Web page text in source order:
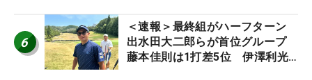
6
＜速報＞最終組がハーフターン
出水田大二郎らが首位グループ
藤本佳則は1打差5位 伊澤利光